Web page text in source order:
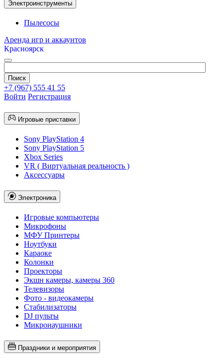
Электроинструменты
Пылесосы
Аренда игр и аккаунтов
Красноярск
+7 (967) 555 41 55
Войти Регистрация
Игровые приставки
Sony PlayStation 4
Sony PlayStation 5
Xbox Series
VR ( Виртуальная реальность )
Аксессуары
Электроника
Игровые компьютеры
Микрофоны
МФУ Принтеры
Ноутбуки
Караоке
Колонки
Проекторы
Экшн камеры, камеры 360
Телевизоры
Фото - видеокамеры
Стабилизаторы
DJ пульты
Микронаушники
Праздники и мероприятия